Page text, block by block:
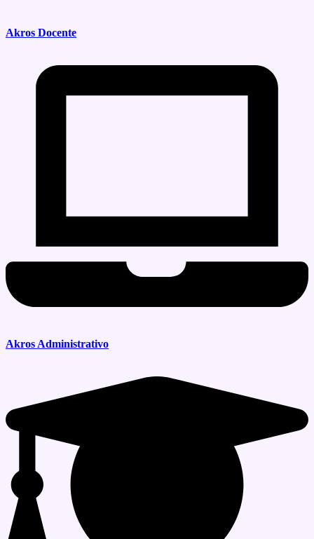
Akros Docente
Akros Administrativo